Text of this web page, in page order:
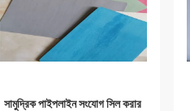
সামুদ্রিক পাইপলাইন সংযোগ সিল করার